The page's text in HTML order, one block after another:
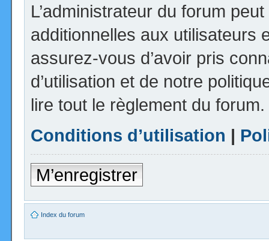
L’administrateur du forum
additionnelles aux utilisateurs
assurez-vous d’avoir pris
d’utilisation et de notre
lire tout le règlement du forum.
Conditions d’utilisation |
M’enregistrer
Index du forum